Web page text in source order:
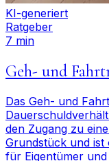
KI-generiert
Ratgeber
7 min
Geh- und
Das Geh- und
den Zugang zu
Grundstück und ist
für Eigentümer